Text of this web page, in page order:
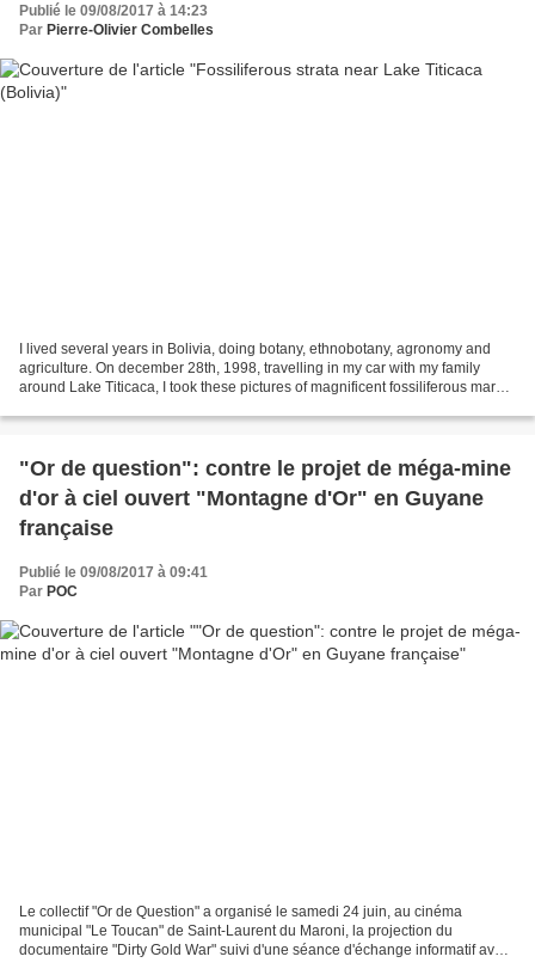
Publié le 09/08/2017 à 14:23
Par Pierre-Olivier Combelles
I lived several years in Bolivia, doing botany, ethnobotany, agronomy and
agriculture. On december 28th, 1998, travelling in my car with my family
around Lake Titicaca, I took these pictures of magnificent fossiliferous marny
"Or de question": contre le projet de méga-mine
d'or à ciel ouvert "Montagne d'Or" en Guyane
française
Publié le 09/08/2017 à 09:41
Par POC
Le collectif "Or de Question" a organisé le samedi 24 juin, au cinéma
municipal "Le Toucan" de Saint-Laurent du Maroni, la projection du
documentaire "Dirty Gold War" suivi d'une séance d'échange informatif avec